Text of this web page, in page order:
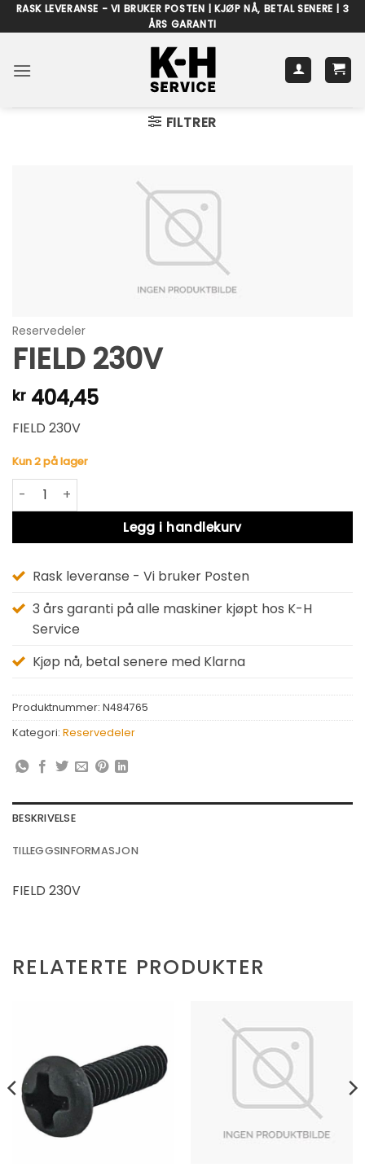
Skip
to
RASK LEVERANSE - VI BRUKER POSTEN | KJØP NÅ, BETAL SENERE | 3
ÅRS GARANTI
FILTRER
Reservedeler
FIELD 230V
kr 404,45
FIELD 230V
Kun 2 på lager
FIELD 230V antall
Legg i handlekurv
Alternative:
Rask leveranse - Vi bruker Posten
3 års garanti på alle maskiner kjøpt hos K-H
Service
Kjøp nå, betal senere med Klarna
Produktnummer: N484765
Kategori: Reservedeler
BESKRIVELSE
TILLEGGSINFORMASJON
FIELD 230V
RELATERTE PRODUKTER